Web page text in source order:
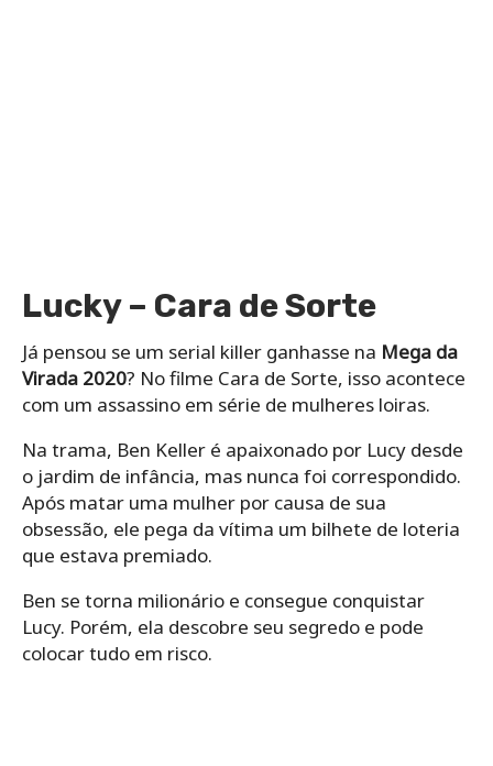
Lucky – Cara de Sorte
Já pensou se um serial killer ganhasse na Mega da
Virada 2020? No filme Cara de Sorte, isso acontece
com um assassino em série de mulheres loiras.
Na trama, Ben Keller é apaixonado por Lucy desde
o jardim de infância, mas nunca foi correspondido.
Após matar uma mulher por causa de sua
obsessão, ele pega da vítima um bilhete de loteria
que estava premiado.
Ben se torna milionário e consegue conquistar
Lucy. Porém, ela descobre seu segredo e pode
colocar tudo em risco.